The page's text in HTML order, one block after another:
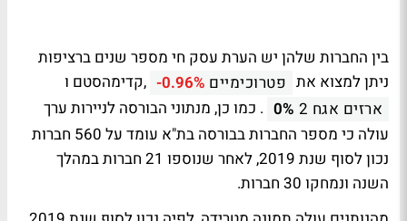
בין החברות שלהן יש הערת עסק חי מספר שנים ברציפות
ניתן למצוא את פטרוכימיים -0.96% ,קדימהסטם ו
ארזים אגח 2
0% . כמו כן, מנתוני הבורסה לניירות ערך
עולה כי מספר החברות בבורסה בת"א עומד על 560 חברות
נכון לסוף שנת 2019, לאחר שנוספו 21 חברות במהלך
השנה ונמחקו 30 חברות.